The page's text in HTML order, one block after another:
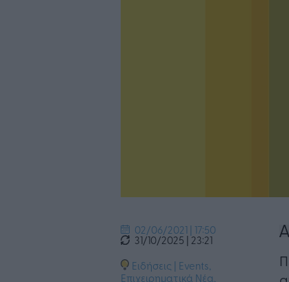
02/06/2021 | 17:50
31/10/2025 | 23:21
Ειδήσεις | Events,
Επιχειρηματικά Νέα,